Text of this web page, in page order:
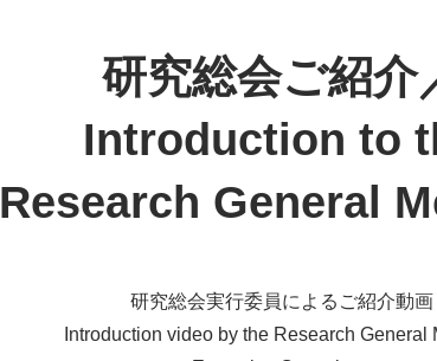
研究総会ご紹介
Introduction to
Research General
​研究総会実行委員によるご紹介動画
Introduction video by the Research General